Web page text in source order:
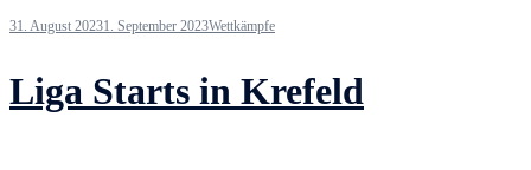
31. August 20231. September 2023Wettkämpfe
Liga Starts in Krefeld